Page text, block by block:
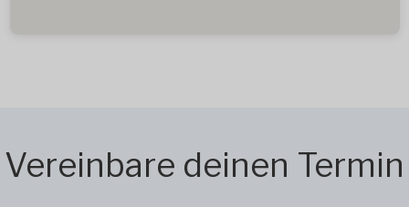
Vereinbare deinen Termin